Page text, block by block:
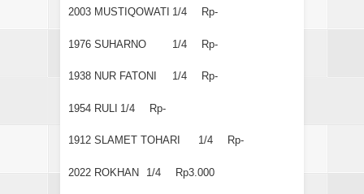
2003 MUSTIQOWATI 1/4 Rp-
1976 SUHARNO 1/4 Rp-
1938 NUR FATONI 1/4 Rp-
1954 RULI 1/4 Rp-
1912 SLAMET TOHARI 1/4 Rp-
2022 ROKHAN 1/4 Rp3.000